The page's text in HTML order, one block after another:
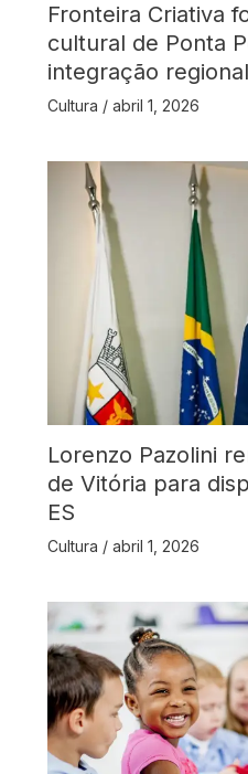
Fronteira Criativa
cultural de Ponta
integração regional
Cultura / abril 1, 2026
Lorenzo Pazolini
de Vitória para
ES
Cultura / abril 1, 2026